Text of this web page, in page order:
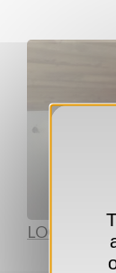
LOCAUX